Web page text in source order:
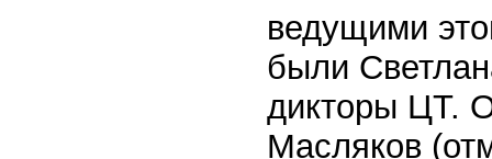
ведущими
были
дикторы ЦТ.
Масляков